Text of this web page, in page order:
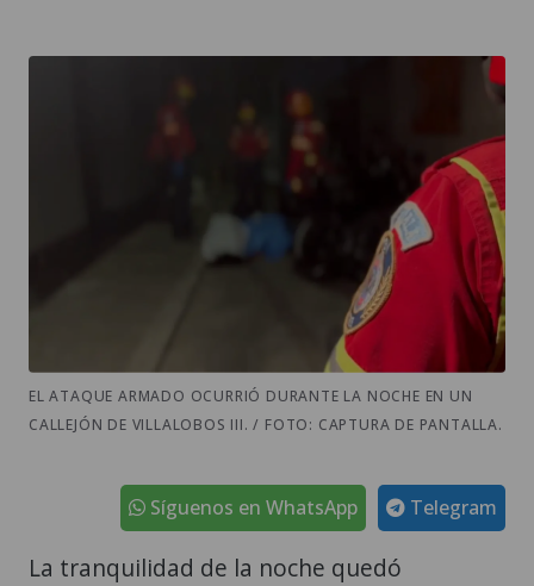
EL ATAQUE ARMADO OCURRIÓ DURANTE LA NOCHE EN UN
CALLEJÓN DE VILLALOBOS III. / FOTO: CAPTURA DE PANTALLA.
Telegram
Síguenos en WhatsApp
La tranquilidad de la noche quedó